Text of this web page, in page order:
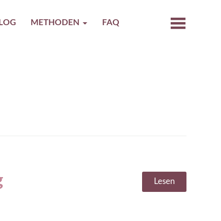
METHODEN FAQ
Lesen